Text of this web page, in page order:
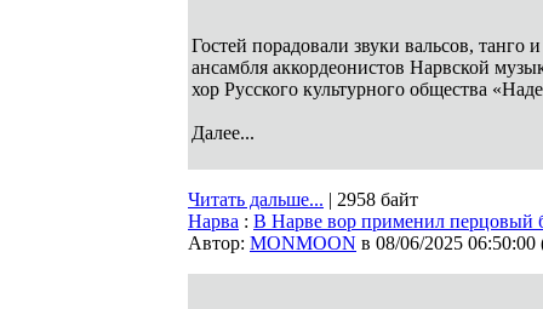
Гостей порадовали звуки вальсов, танго
ансамбля аккордеонистов Нарвской
хор Русского культурного общества
Далее...
Читать дальше... | 2958 байт
Нарва : В Нарве вор применил перцовый
Автор: MONMOON в 08/06/2025 06:50:00